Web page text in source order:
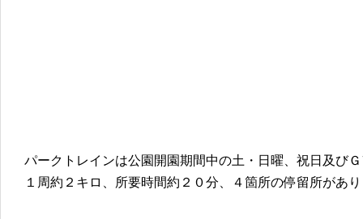
パークトレインは公園開園期間中の土・日曜、祝日及び
１周約２キロ、所要時間約２０分、４箇所の停留所があ